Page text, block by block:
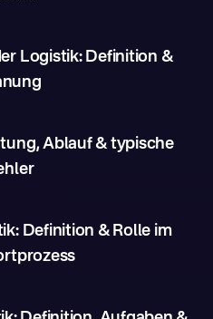
Logistik: Definition &
Ablauf & typische
Definition & Rolle im